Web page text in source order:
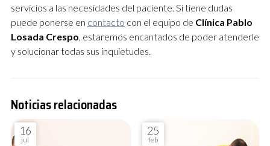
servicios a las necesidades del paciente. Si tiene dudas
puede ponerse en contacto con el equipo de Clínica Pablo
Losada Crespo, estaremos encantados de poder atenderle
y solucionar todas sus inquietudes.
Noticias relacionadas
16
jul
25
feb